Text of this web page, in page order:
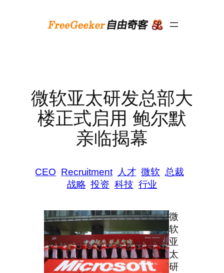
微软亚太研发总部大
楼正式启用 鲍尔默
亲临揭幕
CEO Recruitment 人才 微软 总裁
战略 投资 科技 行业
微
软
亚
太
研